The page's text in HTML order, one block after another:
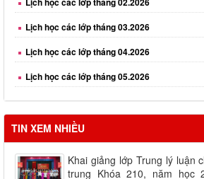
Lịch học các lớp tháng 03.2026
Lịch học các lớp tháng 04.2026
Lịch học các lớp tháng 05.2026
Lịch học các lớp tháng 06.2026
Lịch học các lớp tháng 08.2026
TIN XEM NHIỀU
Khai giảng lớp Trung lý luận
trung Khóa 210, năm học